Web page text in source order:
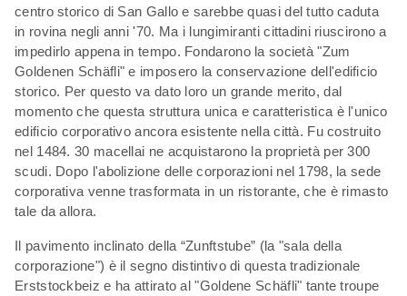
centro storico di San Gallo e sarebbe quasi del tutto caduta
in rovina negli anni '70. Ma i lungimiranti cittadini riuscirono a
impedirlo appena in tempo. Fondarono la società "Zum
Goldenen Schäfli" e imposero la conservazione dell'edificio
storico. Per questo va dato loro un grande merito, dal
momento che questa struttura unica e caratteristica è l'unico
edificio corporativo ancora esistente nella città. Fu costruito
nel 1484. 30 macellai ne acquistarono la proprietà per 300
scudi. Dopo l'abolizione delle corporazioni nel 1798, la sede
corporativa venne trasformata in un ristorante, che è rimasto
tale da allora.
Il pavimento inclinato della “Zunftstube” (la "sala della
corporazione") è il segno distintivo di questa tradizionale
Erststockbeiz e ha attirato al "Goldene Schäfli" tante troupe